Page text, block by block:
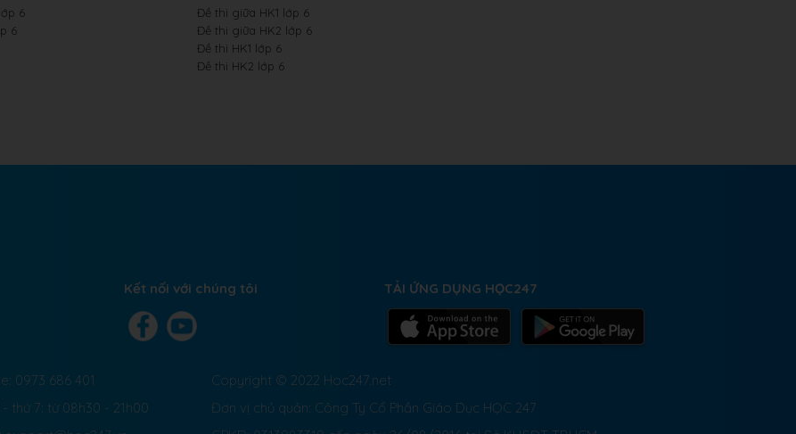
6
6
Đề thi giữa HK1 lớp 6
Đề thi giữa HK2 lớp 6
Đề thi HK1 lớp 6
Đề thi HK2 lớp 6
Kết nối với chúng tôi TẢI ỨNG DỤNG HỌC247
0973 686 401
- thứ 7: từ 08h30 - 21h00
Copyright © 2022 Hoc247.net
Đơn vị chủ quản: Công Ty Cổ Phần Giáo Dục HỌC 247